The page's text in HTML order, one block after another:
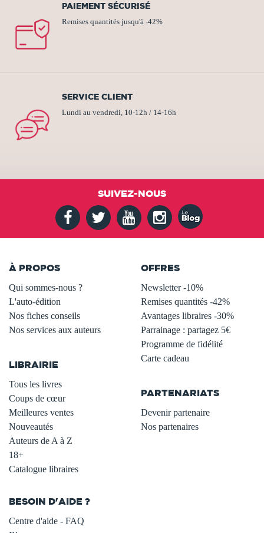
PAIEMENT SÉCURISÉ
Remises quantités jusqu'à -42%
SERVICE CLIENT
Lundi au vendredi, 10-12h / 14-16h
SUIVEZ-NOUS
À PROPOS
Qui sommes-nous ?
L'auto-édition
Nos fiches conseils
Nos services aux auteurs
LIBRAIRIE
Tous les livres
Coups de cœur
Meilleures ventes
Nouveautés
Auteurs de A à Z
18+
Catalogue libraires
OFFRES
Newsletter -10%
Remises quantités -42%
Avantages libraires -30%
Parrainage : partagez 5€
Programme de fidélité
Carte cadeau
PARTENARIATS
Devenir partenaire
Nos partenaires
BESOIN D'AIDE ?
Centre d'aide - FAQ